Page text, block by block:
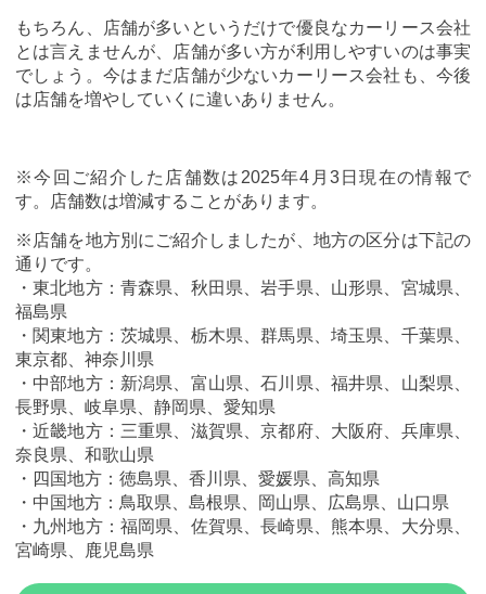
もちろん、店舗が多いというだけで優良なカーリース会社
とは言えませんが、店舗が多い方が利用しやすいのは事実
でしょう。今はまだ店舗が少ないカーリース会社も、今後
は店舗を増やしていくに違いありません。
※今回ご紹介した店舗数は2025年4月3日現在の情報で
す。店舗数は増減することがあります。
※店舗を地方別にご紹介しましたが、地方の区分は下記の
通りです。
・東北地方：青森県、秋田県、岩手県、山形県、宮城県、
福島県
・関東地方：茨城県、栃木県、群馬県、埼玉県、千葉県、
東京都、神奈川県
・中部地方：新潟県、富山県、石川県、福井県、山梨県、
長野県、岐阜県、静岡県、愛知県
・近畿地方：三重県、滋賀県、京都府、大阪府、兵庫県、
奈良県、和歌山県
・四国地方：徳島県、香川県、愛媛県、高知県
・中国地方：鳥取県、島根県、岡山県、広島県、山口県
・九州地方：福岡県、佐賀県、長崎県、熊本県、大分県、
宮崎県、鹿児島県